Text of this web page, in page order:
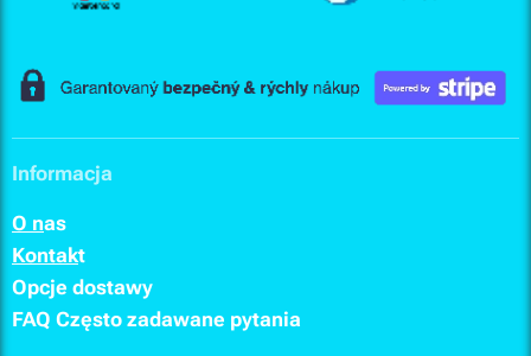
Informacja
O nas
Kontakt
Opcje dostawy
FAQ Często zadawane pytania